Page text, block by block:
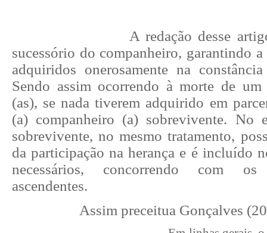
A redação desse
sucessório do companheiro, garantindo a
adquiridos onerosamente na
Sendo assim ocorrendo à morte de um
(as), se nada tiverem adquirido em
(a) companheiro (a) sobrevivente. No
sobrevivente, no mesmo tratamento,
da participação na herança e é incluído
necessários, concorrendo com os
ascendentes.
Assim preceitua Gonçalves